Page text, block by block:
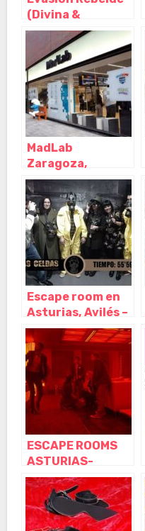
(Divina &
Embajador)
Escape Room,
Oviedo – Asturias
MadLab
Zaragoza,
Zaragoza –
Zaragoza
Escape room en
Asturias, Avilés –
Las Celdas, Avilés
– Asturias
ESCAPE ROOMS
ASTURIAS-
Escape room
Gijon, Gijón –
Asturias